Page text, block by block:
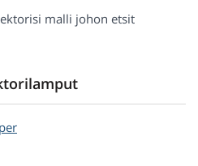
malli johon etsit